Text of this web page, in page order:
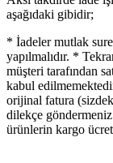
aşağıdaki gibidir;
* İadeler mutlak
yapılmalıdır. *
müşteri tarafından
kabul
orijinal fatura
dilekçe
ürünlerin kargo